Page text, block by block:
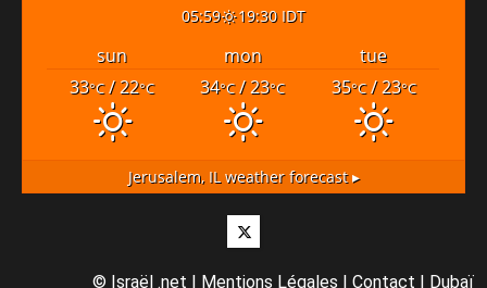
05:59 19:30 IDT
sun mon
tue
33°C/ 22°C 34°C/ 23°C 35°C/ 23°C
Jerusalem, ILweather forecast ▸
Twitter
© Israël .net | Mentions Légales | Contact | Dubaï